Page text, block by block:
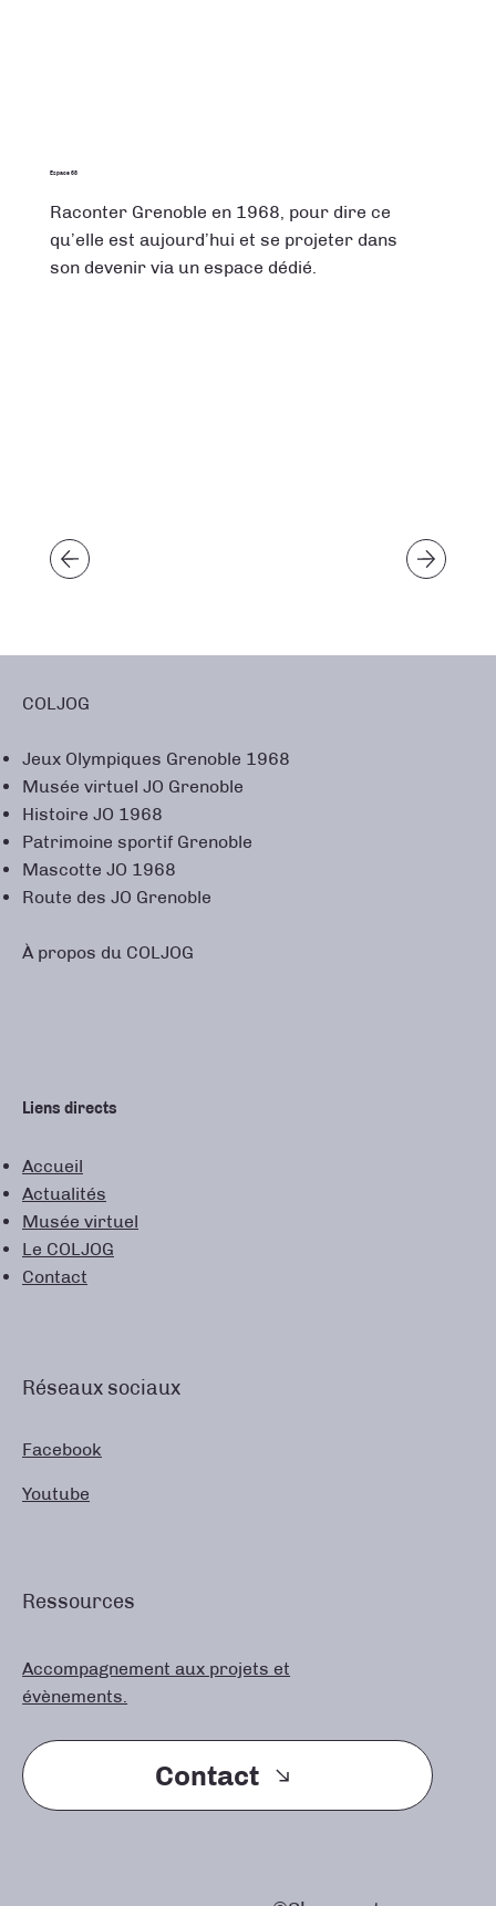
Espace 68
Raconter Grenoble en 1968, pour dire ce
qu’elle est aujourd’hui et se projeter dans
son devenir via un espace dédié.
COLJOG
Jeux Olympiques Grenoble 1968
Musée virtuel JO Grenoble
Histoire JO 1968
Patrimoine sportif Grenoble
Mascotte JO 1968
Route des JO Grenoble
À propos du COLJOG
Liens directs
Accueil
Actualités
Musée virtuel
Le COLJOG
Contact
Réseaux sociaux
Facebook
Youtube
Ressources
Accompagnement aux projets et
évènements.
Contact